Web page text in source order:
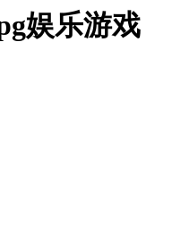
娱乐游戏